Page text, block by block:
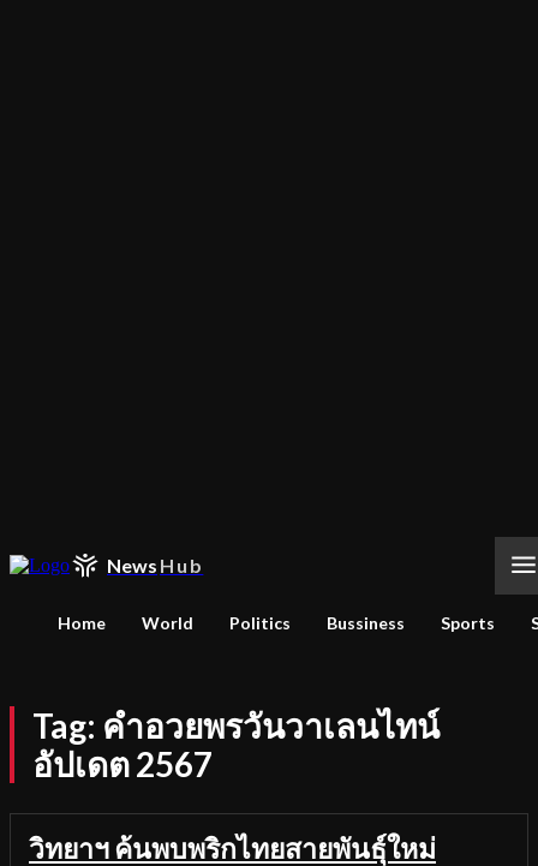
News Hub
Home World Politics Bussiness Sports
Tag: คำอวยพรวันวาเลนไทน์
อัปเดต 2567
วิทยาฯ ค้นพบพริกไทยสายพันธุ์ใหม่